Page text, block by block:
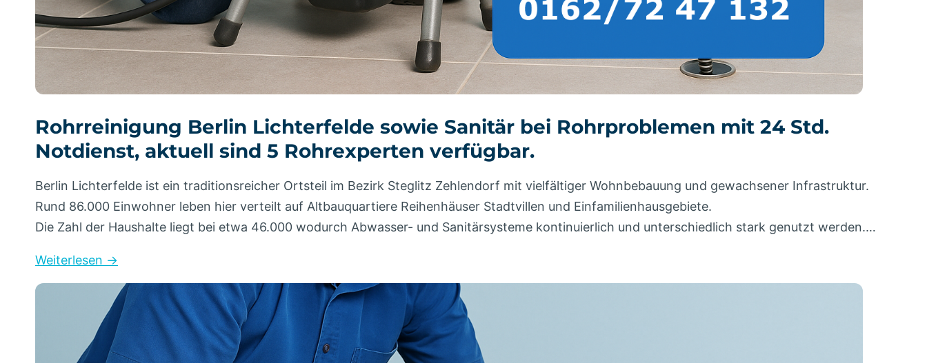
Rohrreinigung Berlin Lichterfelde sowie Sanitär bei Rohrproblemen mit 24 Std.
Notdienst, aktuell sind 5 Rohrexperten verfügbar.
Berlin Lichterfelde ist ein traditionsreicher Ortsteil im Bezirk Steglitz Zehlendorf mit vielfältiger Wohnbebauung und gewachsener Infrastruktur.
Rund 86.000 Einwohner leben hier verteilt auf Altbauquartiere Reihenhäuser Stadtvillen und Einfamilienhausgebiete.
Die Zahl der Haushalte liegt bei etwa 46.000 wodurch Abwasser- und Sanitärsysteme kontinuierlich und unterschiedlich stark genutzt werden.…
Weiterlesen →